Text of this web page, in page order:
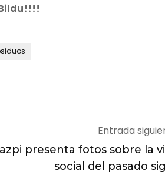
Entrada
presenta fotos sobre la
social del pasado